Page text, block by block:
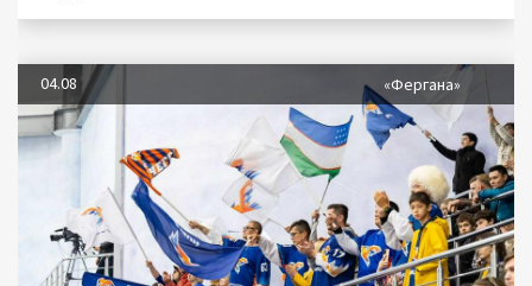
04.08 «Фергана»